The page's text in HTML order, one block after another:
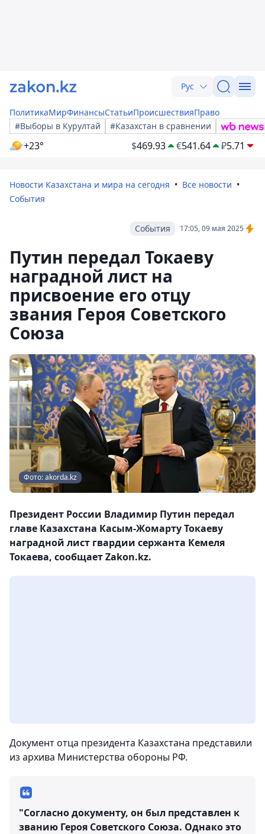
Рус
ПолитикаМирФинансыСтатьиПроисшествияПраво
#Выборы в Курултай
#Казахстан в сравнении
+23° $469.93 €541.64 ₽5.71
Новости Казахстана и мира на сегодня
Все новости
События
17:05, 09 мая 2025
События
Путин передал Токаеву
наградной лист на
присвоение его отцу
звания Героя Советского
Союза
Фото: akorda.kz
Президент России Владимир Путин передал
главе Казахстана Касым-Жомарту Токаеву
наградной лист гвардии сержанта Кемеля
Токаева, сообщает Zakon.kz.
Документ отца президента Казахстана представили
из архива Министерства обороны РФ.
"Согласно документу, он был представлен к
званию Героя Советского Союза. Однако это